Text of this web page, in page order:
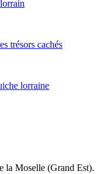
trésors cachés
lorraine
la Moselle (Grand Est).